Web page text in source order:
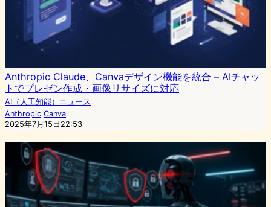
Anthropic Claude、Canvaデザイン機能を統合 – AIチャッ
トでプレゼン作成・画像リサイズに対応
AI（人工知能）ニュース
Anthropic Canva
2025年7月15日22:53